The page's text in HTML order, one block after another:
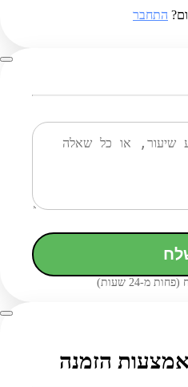
התחבר
מ-24 שעות)
הזמנה